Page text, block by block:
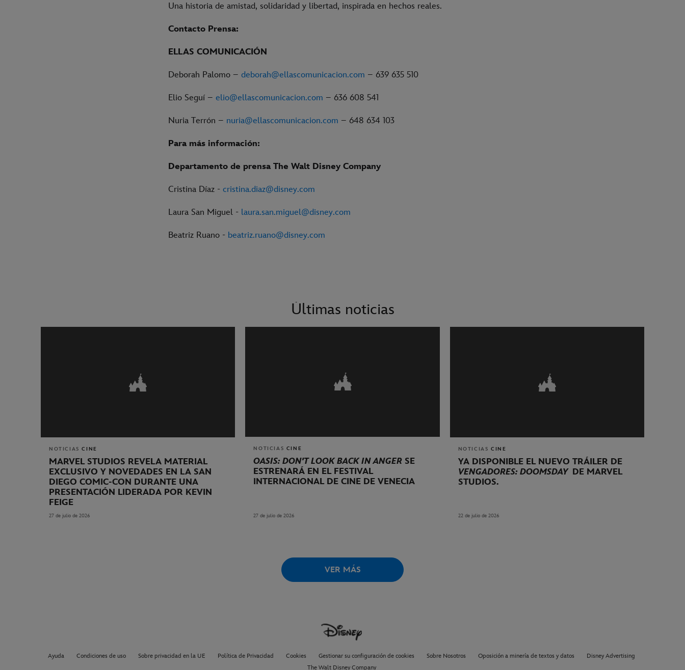
Una historia de amistad, solidaridad y libertad, inspirada en hechos reales.
Contacto Prensa:
ELLAS COMUNICACIÓN
Deborah Palomo – deborah@ellascomunicacion.com – 639 635 510
Elio Seguí – elio@ellascomunicacion.com – 636 608 541
Nuria Terrón – nuria@ellascomunicacion.com – 648 634 103
Para más información:
Departamento de prensa The Walt Disney Company
Cristina Díaz - cristina.diaz@disney.com
Laura San Miguel - laura.san.miguel@disney.com
Beatriz Ruano - beatriz.ruano@disney.com
Últimas noticias
NOTICIAS CINE
MARVEL STUDIOS REVELA MATERIAL
EXCLUSIVO Y NOVEDADES EN LA SAN
DIEGO COMIC-CON DURANTE UNA
PRESENTACIÓN LIDERADA POR KEVIN
FEIGE
27 de julio de 2026
NOTICIAS CINE
OASIS: DON'T LOOK BACK IN ANGER SE
ESTRENARÁ EN EL FESTIVAL
INTERNACIONAL DE CINE DE VENECIA
27 de julio de 2026
NOTICIAS CINE
YA DISPONIBLE EL NUEVO TRÁILER DE
VENGADORES: DOOMSDAYDE MARVEL
STUDIOS.
22 de julio de 2026
VER MÁS
Ayuda Condiciones de uso Sobre privacidad en la UE Política de Privacidad Cookies Gestionar su configuración de cookies Sobre Nosotros Oposición a minería de textos y datos
Disney Advertising
The Walt Disney Company